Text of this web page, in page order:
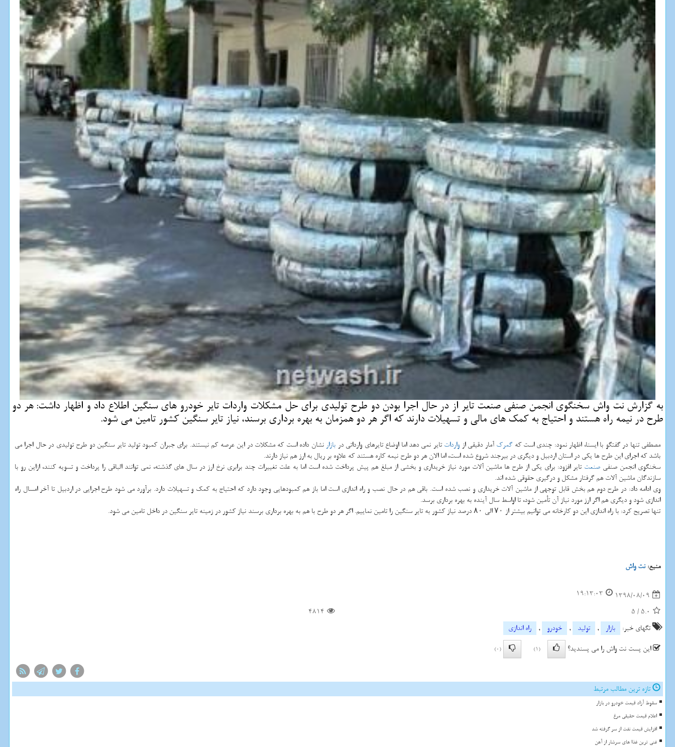
به گزارش نت واش سخنگوی انجمن صنفی صنعت تایر از در حال اجرا بودن دو طرح تولیدی برای حل مشكلات واردات تایر خودرو های سنگین اطلاع داد و اظهار داشت: هر دو
طرح در نیمه راه هستند و احتیاج به كمك های مالی و تسهیلات دارند كه اگر هر دو همزمان به بهره برداری برسند، نیاز تایر سنگین كشور تامین می شود.
مصطفی تنها در گفتگو با ایسنا، اظهار نمود: چندی است كه گمرك آمار دقیقی ازوارداتتایر نمی دهد اما اوضاع تایرهای وارداتی در بازار نشان داده است كه مشكلات در این عرصه كم نیستند. برای جبران كمبود تولید تایر سنگین دو طرح تولیدی در حال اجرا می
باشد كه اجرای این طرح ها یكی در استان اردبیل و دیگری در بیرجند شروع شده است، اما الان هر دو طرح نیمه كاره هستند كه علاوه بر ریال به ارز هم نیاز دارند.
سخنگوی انجمن صنفی صنعت تایر افزود: برای یكی از طرح ها ماشین آلات مورد نیاز خریداری و بخشی از مبلغ هم پیش پرداخت شده است اما به علت تغییرات چند برابری نرخ ارز در سال های گذشته، نمی توانند الباقی را پرداخت و تسویه كنند، ازاین رو با
سازندگان ماشین آلات هم گرفتار مشكل و درگیری حقوقی شده اند.
وی ادامه داد: در طرح دوم هم بخش قابل توجهی از ماشین آلات خریداری و نصب شده است. باقی هم در حال نصب و راه اندازی است اما باز هم كمبودهایی وجود دارد كه احتیاج به كمك و تسهیلات دارد. برآورد می شود طرح اجرایی در اردبیل تا آخر امسال راه
اندازی شود و دیگری هم اگر ارز مورد نیاز آن تأمین شود، تا اواسط سال آینده به بهره برداری برسد.
تنها تصریح كرد: با راه اندازی این دو كارخانه می توانیم بیشتر از ۷۰ الی ۸۰ درصد نیاز كشور به تایر سنگین را تامین نماییم. اگر هر دو طرح با هم به بهره برداری برسند نیاز كشور در زمینه تایر سنگین در داخل تامین می شود.
منبع:نت واش
1398/08/09
19:13:03
5.0
/
5
4814
تگهای خبر:
بازار , تولید , خودرو ,
راه اندازی
این پست نت واش را می پسندید؟
(1)
(0)
تازه ترین مطالب مرتبط
سقوط آزاد قیمت خودرو در بازار
اعلام قیمت حقیقی مرغ
افزایش قیمت نفت از سر گرفته شد
غنی ترین غذا های سرشار از آهن